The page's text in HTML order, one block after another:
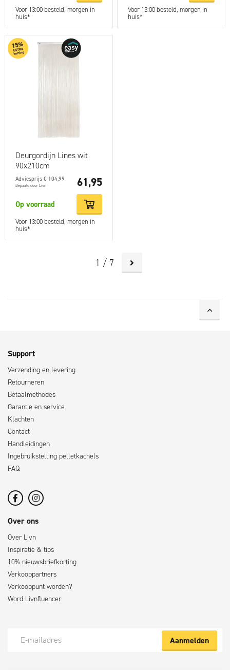
Voor 13:00 besteld, morgen in
huis*
Voor 13:00 besteld, morgen in
huis*
Deurgordijn Lines wit
90x210cm
Adviesprijs € 104,99
Bepaald door Livn 61,95
Op voorraad
Voor 13:00 besteld, morgen in
huis*
1 / 7
Support
Verzending en levering
Retourneren
Betaalmethodes
Garantie en service
Klachten
Contact
Handleidingen
Ingebruikstelling pelletkachels
FAQ
Over ons
Over Livn
Inspiratie & tips
10% nieuwsbriefkorting
Verkooppartners
Verkooppunt worden?
Word Livnfluencer
Aanmelden